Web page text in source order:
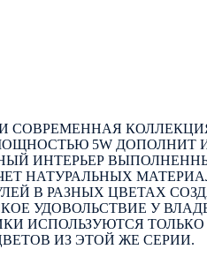
СОВРЕМЕННАЯ
5W ДОПОЛНИТ
ИНТЕРЬЕР
НАТУРАЛЬНЫХ
В РАЗНЫХ ЦВЕТАХ
УДОВОЛЬСТВИЕ У
ИСПОЛЬЗУЮТСЯ
ИЗ ЭТОЙ ЖЕ СЕРИИ.